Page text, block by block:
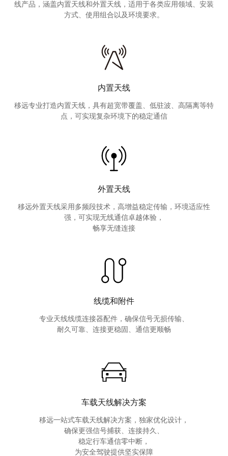
线产品，涵盖内置天线和外置天线，适用于各类应用领域、安装
方式、使用组合以及环境要求。
内置天线
移远专业打造内置天线，具有超宽带覆盖、低驻波、高隔离等特
点，可实现复杂环境下的稳定通信
外置天线
移远外置天线采用多频段技术，高增益稳定传输，环境适应性
强，可实现无线通信卓越体验，
畅享无缝连接
线缆和附件
专业天线线缆连接器配件，确保信号无损传输、
耐久可靠、连接更稳固、通信更顺畅
车载天线解决方案
移远一站式车载天线解决方案，独家优化设计，
确保更强信号捕获、连接持久、
稳定行车通信零中断，
为安全驾驶提供坚实保障